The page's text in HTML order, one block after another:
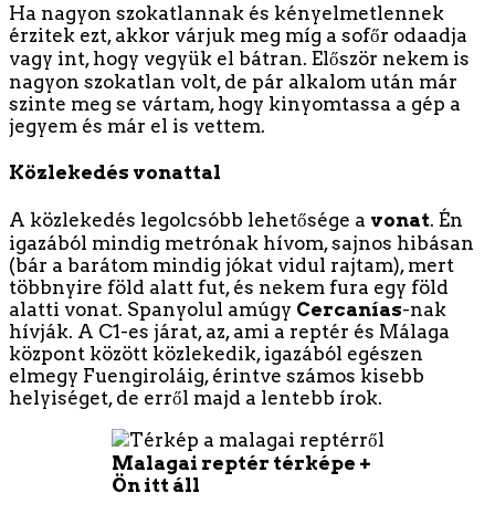
Ha nagyon szokatlannak és kényelmetlennek
érzitek ezt, akkor várjuk meg míg a sofőr odaadja
vagy int, hogy vegyük el bátran. Először nekem is
nagyon szokatlan volt, de pár alkalom után már
szinte meg se vártam, hogy kinyomtassa a gép a
jegyem és már el is vettem.
Közlekedés vonattal
A közlekedés legolcsóbb lehetősége a vonat. Én
igazából mindig metrónak hívom, sajnos hibásan
(bár a barátom mindig jókat vidul rajtam), mert
többnyire föld alatt fut, és nekem fura egy föld
alatti vonat. Spanyolul amúgy Cercanías-nak
hívják. A C1-es járat, az, ami a reptér és Málaga
központ között közlekedik, igazából egészen
elmegy Fuengiroláig, érintve számos kisebb
helyiséget, de erről majd a lentebb írok.
Malagai reptér térképe +
Ön itt áll